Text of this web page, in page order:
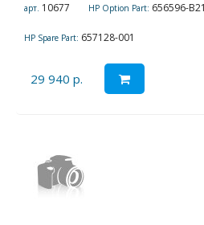
арт. 10677 HP Option Part: 656596-B21
HP Spare Part: 657128-001
29 940 р.